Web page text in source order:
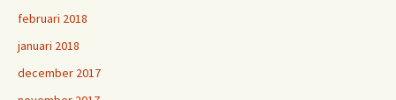
februari 2018
januari 2018
december 2017